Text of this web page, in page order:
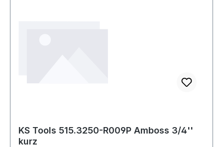
KS Tools 515.3250-R009P Amboss 3/4''
kurz